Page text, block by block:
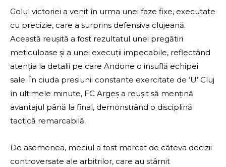
Golul victoriei a venit în urma unei faze fixe, executate
cu precizie, care a surprins defensiva clujeană.
Această reușită a fost rezultatul unei pregătiri
meticuloase și a unei execuții impecabile, reflectând
atenția la detalii pe care Andone o insuflă echipei
sale. În ciuda presiunii constante exercitate de ‘U’ Cluj
în ultimele minute, FC Argeș a reușit să mențină
avantajul până la final, demonstrând o disciplină
tactică remarcabilă.
De asemenea, meciul a fost marcat de câteva decizii
controversate ale arbitrilor, care au stârnit